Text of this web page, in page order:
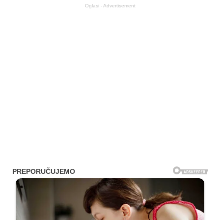
Oglasi - Advertisement